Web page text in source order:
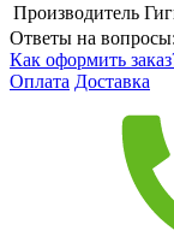
Производитель
Ответы на вопросы:
Как оформить
Оплата Доставка